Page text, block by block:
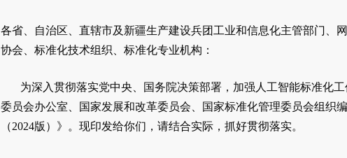
各省、自治区、直辖市及新疆生产建设兵团工业和信息化主管部门、
协会、标准化技术组织、标准化专业机构：
为深入贯彻落实党中央、国务院决策部署，加强人工智能标准化
委员会办公室、国家发展和改革委员会、国家标准化管理委员会组织
（2024版）》。现印发给你们，请结合实际，抓好贯彻落实。